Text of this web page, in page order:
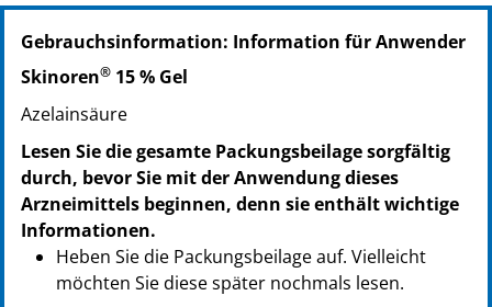
PZN: 04100371
PPN: 110410037158
NTIN: 04150041003716
PPN: 110410038848
NTIN: 04150041003884
Gebrauchsinformation: Information für Anwender
Skinoren® 15 % Gel
Azelainsäure
Lesen Sie die gesamte Packungsbeilage sorgfältig
durch, bevor Sie mit der Anwendung dieses
Arzneimittels beginnen, denn sie enthält wichtige
Informationen.
Heben Sie die Packungsbeilage auf. Vielleicht
möchten Sie diese später nochmals lesen.